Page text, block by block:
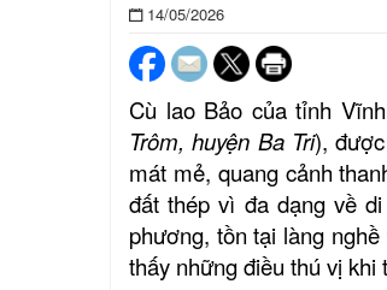
14/05/2026
Cù lao Bảo của tỉnh
Trôm, huyện Ba Tri),
mát mẻ, quang cảnh
đất thép vì đa dạng về
phương, tồn tại làng
thấy những điều thú vị